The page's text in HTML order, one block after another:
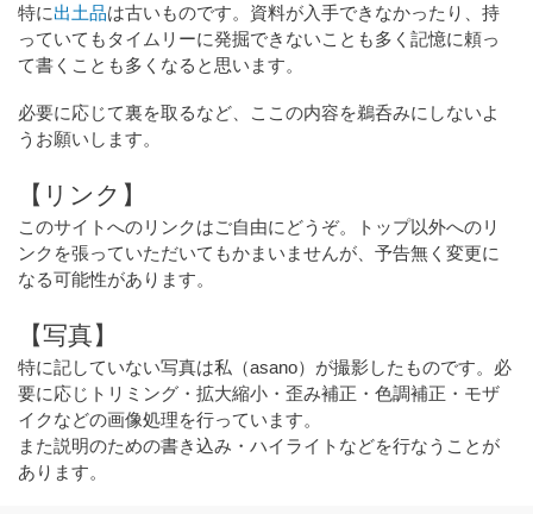
特に出土品は古いものです。資料が入手できなかったり、持
っていてもタイムリーに発掘できないことも多く記憶に頼っ
て書くことも多くなると思います。
必要に応じて裏を取るなど、ここの内容を鵜呑みにしないよ
うお願いします。
【リンク】
このサイトへのリンクはご自由にどうぞ。トップ以外へのリ
ンクを張っていただいてもかまいませんが、予告無く変更に
なる可能性があります。
【写真】
特に記していない写真は私（asano）が撮影したものです。必
要に応じトリミング・拡大縮小・歪み補正・色調補正・モザ
イクなどの画像処理を行っています。
また説明のための書き込み・ハイライトなどを行なうことが
あります。